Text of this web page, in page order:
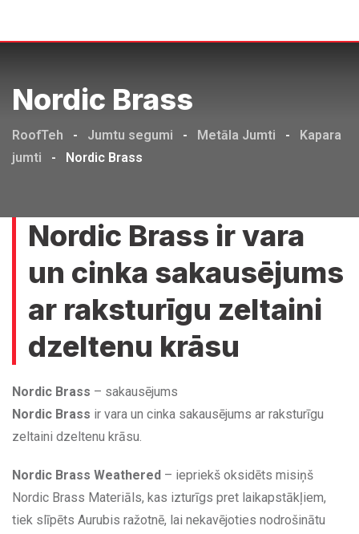
Nordic Brass
RoofTeh - Jumtu segumi - Metāla Jumti -
Kapara
jumti
- Nordic Brass
Nordic Brass ir vara
un cinka sakausējums
ar raksturīgu zeltaini
dzeltenu krāsu
Nordic Brass – sakausējums
Nordic Brass ir vara un cinka sakausējums ar raksturīgu
zeltaini dzeltenu krāsu.
Nordic Brass Weathered – iepriekš oksidēts misiņš
Nordic Brass Materiāls, kas izturīgs pret laikapstākļiem,
tiek slīpēts Aurubis ražotnē, lai nekavējoties nodrošinātu